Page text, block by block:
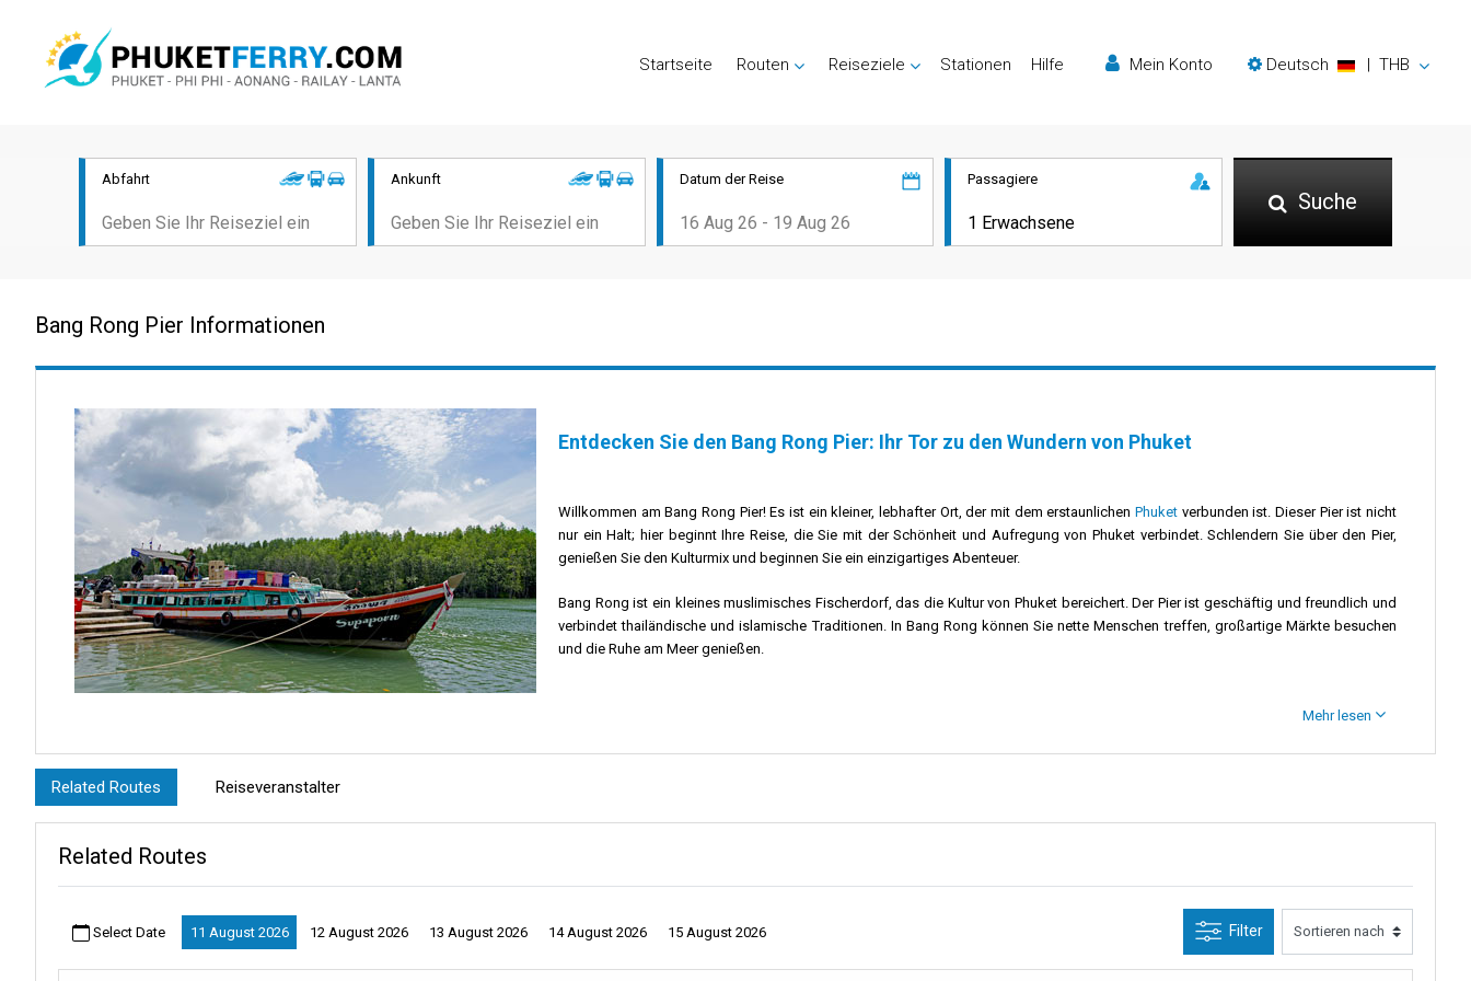
Startseite Routen Reiseziele Stationen Hilfe Mein Konto Deutsch | THB
Abfahrt Ankunft Datum der Reise Passagiere
Suche
Bang Rong Pier Informationen
Entdecken Sie den Bang Rong Pier: Ihr Tor zu den Wundern von Phuket
Willkommen am Bang Rong Pier! Es ist ein kleiner, lebhafter Ort, der mit dem erstaunlichen Phuket verbunden ist. Dieser Pier ist nicht
nur ein Halt; hier beginnt Ihre Reise, die Sie mit der Schönheit und Aufregung von Phuket verbindet. Schlendern Sie über den Pier,
genießen Sie den Kulturmix und beginnen Sie ein einzigartiges Abenteuer.
Bang Rong ist ein kleines muslimisches Fischerdorf, das die Kultur von Phuket bereichert. Der Pier ist geschäftig und freundlich und
verbindet thailändische und islamische Traditionen. In Bang Rong können Sie nette Menschen treffen, großartige Märkte besuchen
und die Ruhe am Meer genießen.
Verschiedene Kulturen: Bang Rong ist ein Ort, an dem Kulturen aufeinandertreffen. Muslimische und thailändische Lebensweisen verschmelzen hier friedlich. Besuchen Sie den lebhaften Markt und sprechen Sie
Einfache Anreise: Der Bang Rong Pier liegt in der Nähe des Flughafens von Phuket. Es ist einfach für Reisende, ihr Abenteuer direkt nach der Landung zu beginnen.
Mehr lesen
Related Routes Reiseveranstalter
Related Routes
Select Date 11 August 2026 12 August 2026 13 August 2026 14 August 2026 15 August 2026 Filter